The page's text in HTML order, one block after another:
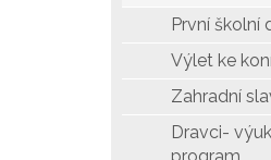
První školní
Výlet ke
Zahradní
Dravci-